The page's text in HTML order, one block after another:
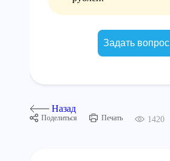
Задать вопрос
Назад
Поделиться Печать 1420